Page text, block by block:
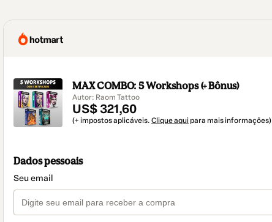
MAX COMBO: 5 Workshops (+ Bônus)
Autor: Raom Tattoo
US$ 321,60
(+ impostos aplicáveis. Clique aqui para mais informações)
Dados pessoais
Seu email